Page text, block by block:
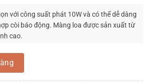
₫.
với công suất phát 10W và có thể dễ dàng
còi báo động. Màng loa được sản xuất từ
cao.